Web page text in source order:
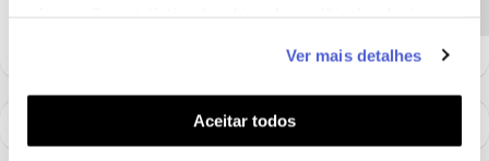
funcionalidades (cookies de personalização e
funcionalidade) e adaptar anúncios aos seus interesses
(cookies de publicidade personalizada). Pode gerir a
utilização dos cookies clicando em "Configurar
Ver mais detalhes
Aceitar todos